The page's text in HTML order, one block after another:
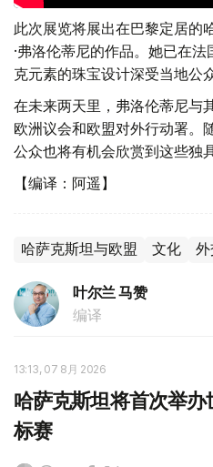
此次展览将展出在巴黎定居的
·弗洛伦蒂尼的作品。她已在
克元素的珠宝设计深受当地公
在未来两天里，弗洛伦蒂尼与
欧洲议会和欧盟对外行动署。
公众也将有机会欣赏到这些独
【编译：阿遥】
哈萨克斯坦与欧盟 文化 外
叶尔兰 马赞
编译
13:13, 07 8月 2026
哈萨克斯坦将首次举
标赛